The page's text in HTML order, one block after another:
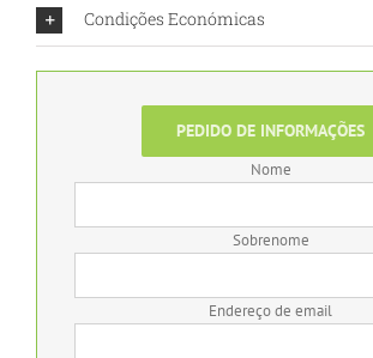
Condições Económicas
PEDIDO DE INFORMAÇÕES
Nome
Sobrenome
Endereço de email